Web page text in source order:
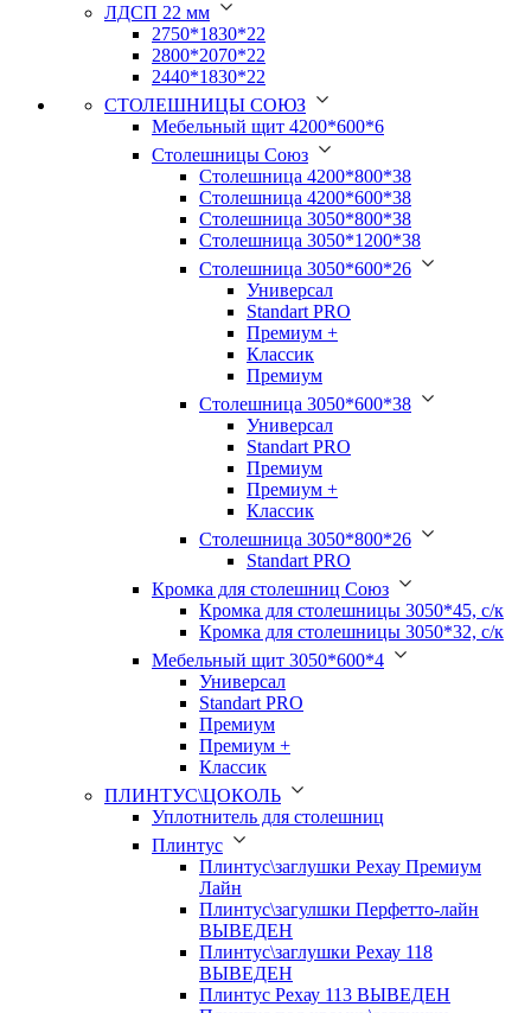
ЛДСП 22 мм
2750*1830*22
2800*2070*22
2440*1830*22
СТОЛЕШНИЦЫ СОЮЗ
Мебельный щит 4200*600*6
Столешницы Союз
Столешница 4200*800*38
Столешница 4200*600*38
Столешница 3050*800*38
Столешница 3050*1200*38
Столешница 3050*600*26
Универсал
Standart PRO
Премиум +
Классик
Премиум
Столешница 3050*600*38
Универсал
Standart PRO
Премиум
Премиум +
Классик
Столешница 3050*800*26
Standart PRO
Кромка для столешниц Союз
Кромка для столешницы 3050*45, с/к
Кромка для столешницы 3050*32, с/к
Мебельный щит 3050*600*4
Универсал
Standart PRO
Премиум
Премиум +
Классик
ПЛИНТУС\ЦОКОЛЬ
Уплотнитель для столешниц
Плинтус
Плинтус\заглушки Рехау Премиум
Лайн
Плинтус\загулшки Перфетто-лайн
ВЫВЕДЕН
Плинтус\заглушки Рехау 118
ВЫВЕДЕН
Плинтус Рехау 113 ВЫВЕДЕН